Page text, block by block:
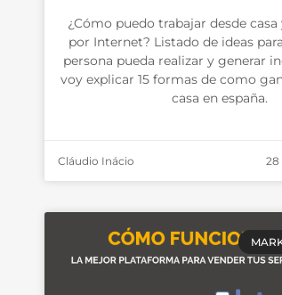
¿Cómo puedo trabajar desde
por Internet? Listado de ideas
persona pueda realizar y generar
voy explicar 15 formas de como
casa en españa.
Cláudio Inácio 28